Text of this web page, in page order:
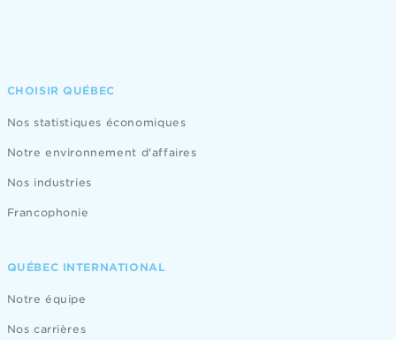
CHOISIR QUÉBEC
Nos statistiques économiques
Notre environnement d'affaires
Nos industries
Francophonie
QUÉBEC INTERNATIONAL
Notre équipe
Nos carrières